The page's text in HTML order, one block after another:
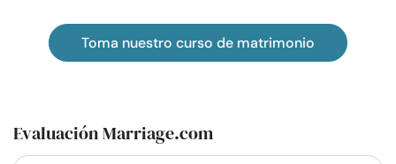
Toma nuestro curso de matrimonio
Evaluación Marriage.com